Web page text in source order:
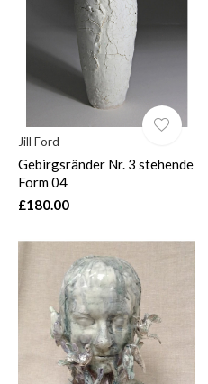
Jill Ford
Gebirgsränder Nr. 3 stehende
Form 04
£180.00